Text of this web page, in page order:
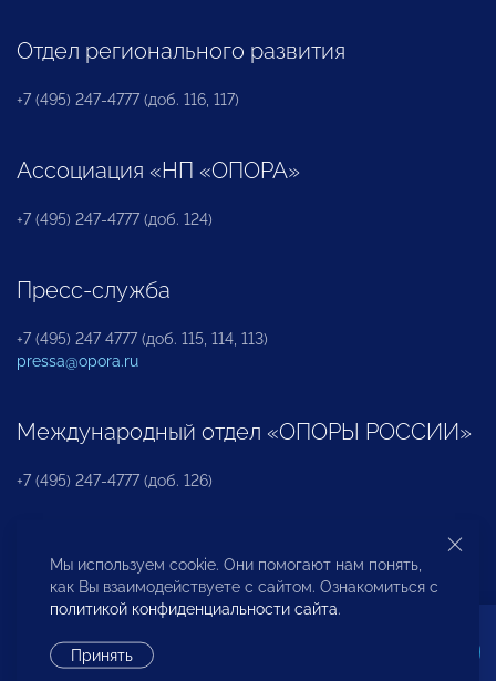
Отдел регионального развития
+7 (495) 247-4777 (доб. 116, 117)
Ассоциация «НП «ОПОРА»
+7 (495) 247-4777 (доб. 124)
Пресс-служба
+7 (495) 247 4777 (доб. 115, 114, 113)
pressa@opora.ru
Международный отдел «ОПОРЫ РОССИИ»
+7 (495) 247-4777 (доб. 126)
Бюро по защите прав предпринимателей и
инвесторов
Мы используем cookie. Они помогают нам понять,
как Вы взаимодействуете с сайтом. Ознакомиться с
политикой конфиденциальности сайта.
Принять